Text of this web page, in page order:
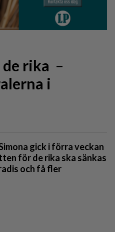
rika –
i
gick i förra veckan
för de rika ska sänkas
och få fler